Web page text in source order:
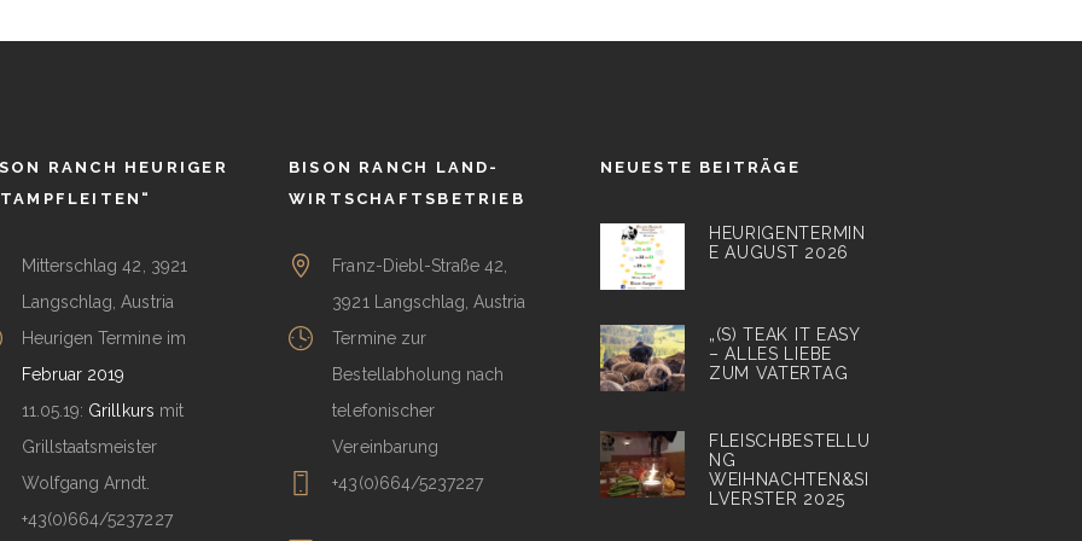
RANCH HEURIGER
Mitterschlag 42, 3921
Langschlag, Austria
Heurigen Termine im
Februar 2019
11.05.19: Grillkurs mit
Grillstaatsmeister
Wolfgang Arndt.
+43(0)664/5237227
BISON RANCH LAND-
WIRTSCHAFTSBETRIEB
Franz-Diebl-Straße 42,
3921 Langschlag, Austria
Termine zur
Bestellabholung nach
telefonischer
Vereinbarung
+43(0)664/5237227
NEUESTE BEITRÄGE
HEURIGENTERMIN
E AUGUST 2026
„(S) TEAK IT EASY
– ALLES LIEBE
ZUM VATERTAG
FLEISCHBESTELLU
NG
WEIHNACHTEN&SI
LVERSTER 2025